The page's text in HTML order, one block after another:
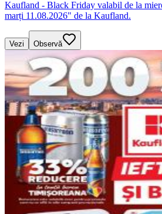
Kaufland - Black Friday valabil de la
marți 11.08.2026" de la Kaufland.
Vezi Observă